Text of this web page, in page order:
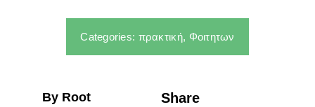
ΦΟΙΤΗΤΕΣ
ΑΝΘΡΩΠΙΝΟ ΔΥΝΑΜΙΚΟ
Categories: πρακτική, Φοιτητων
By Root Share